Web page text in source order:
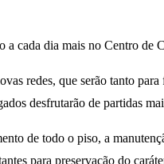
a cada dia mais no Centro
redes, que serão tanto
desfrutarão de partidas
de todo o piso, a
para preservação do